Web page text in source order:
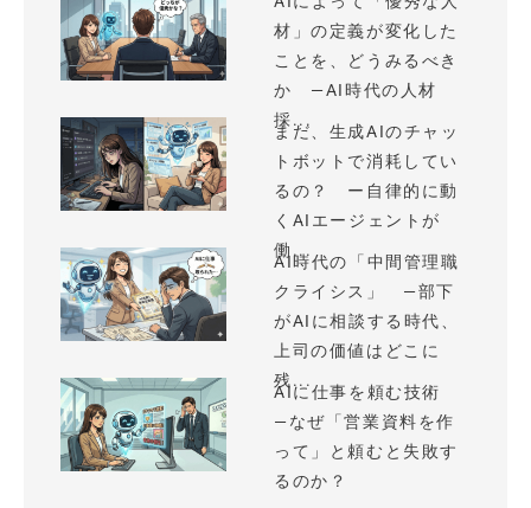
材」の定義が変化した
ことを、どうみるべき
か —AI時代の人材
採...
まだ、生成AIのチャッ
トボットで消耗してい
るの？ ー自律的に動
くAIエージェントが
働...
AI時代の「中間管理職
クライシス」 —部下
がAIに相談する時代、
上司の価値はどこに
残...
AIに仕事を頼む技術
—なぜ「営業資料を作
って」と頼むと失敗す
るのか？